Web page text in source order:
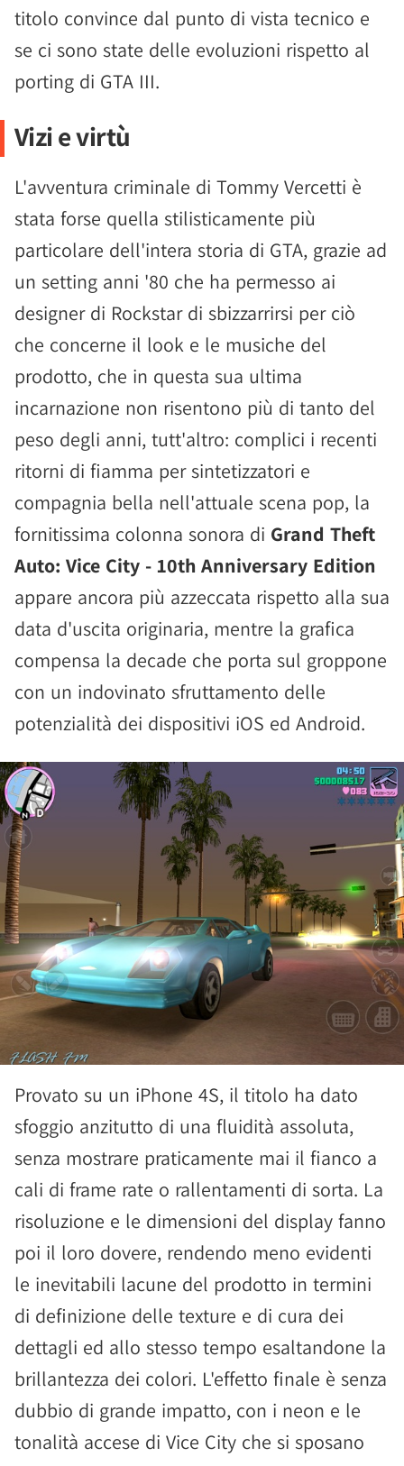
titolo convince dal punto di vista tecnico e
se ci sono state delle evoluzioni rispetto al
porting di GTA III.
Vizi e virtù
L'avventura criminale di Tommy Vercetti è
stata forse quella stilisticamente più
particolare dell'intera storia di GTA, grazie ad
un setting anni '80 che ha permesso ai
designer di Rockstar di sbizzarrirsi per ciò
che concerne il look e le musiche del
prodotto, che in questa sua ultima
incarnazione non risentono più di tanto del
peso degli anni, tutt'altro: complici i recenti
ritorni di fiamma per sintetizzatori e
compagnia bella nell'attuale scena pop, la
fornitissima colonna sonora di Grand Theft
Auto: Vice City - 10th Anniversary Edition
appare ancora più azzeccata rispetto alla sua
data d'uscita originaria, mentre la grafica
compensa la decade che porta sul groppone
con un indovinato sfruttamento delle
potenzialità dei dispositivi iOS ed Android.
Provato su un iPhone 4S, il titolo ha dato
sfoggio anzitutto di una fluidità assoluta,
senza mostrare praticamente mai il fianco a
cali di frame rate o rallentamenti di sorta. La
risoluzione e le dimensioni del display fanno
poi il loro dovere, rendendo meno evidenti
le inevitabili lacune del prodotto in termini
di definizione delle texture e di cura dei
dettagli ed allo stesso tempo esaltandone la
brillantezza dei colori. L'effetto finale è senza
dubbio di grande impatto, con i neon e le
tonalità accese di Vice City che si sposano